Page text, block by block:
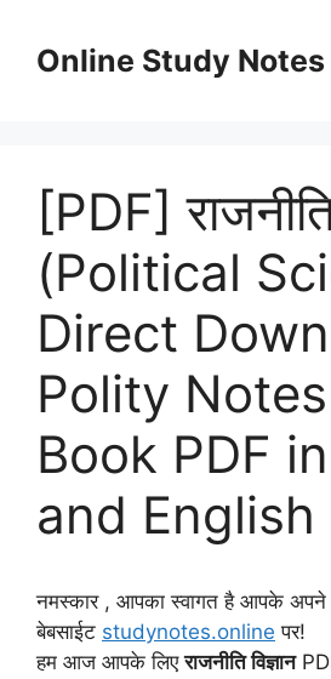
contentOnline Study Notes
[PDF] राजनीति
(Political
Direct
Polity
Book PDF
and English
नमस्कार , आपका स्वागत है आपके अपने
बेबसाईट studynotes.online पर!
हम आज आपके लिएराजनीति विज्ञान